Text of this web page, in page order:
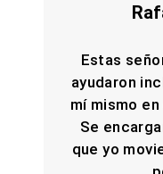
Estas
ayudaron
mí mismo
Se
que yo